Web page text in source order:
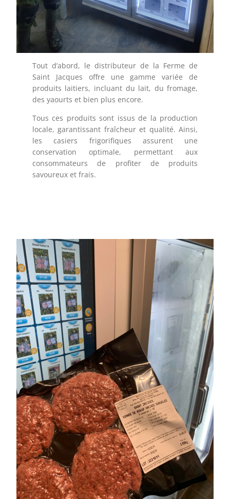
Tout d’abord, le distributeur de la Ferme de
Saint Jacques offre une gamme variée de
produits laitiers, incluant du lait, du fromage,
des yaourts et bien plus encore.
Tous ces produits sont issus de la production
locale, garantissant fraîcheur et qualité. Ainsi,
les casiers frigorifiques assurent une
conservation optimale, permettant aux
consommateurs de profiter de produits
savoureux et frais.